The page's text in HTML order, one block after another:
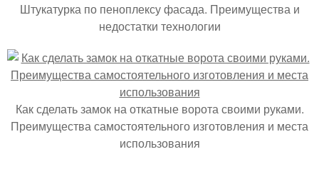
Штукатурка по пеноплексу фасада. Преимущества и
недостатки технологии
Как сделать замок на откатные ворота своими руками.
Преимущества самостоятельного изготовления и места
использования